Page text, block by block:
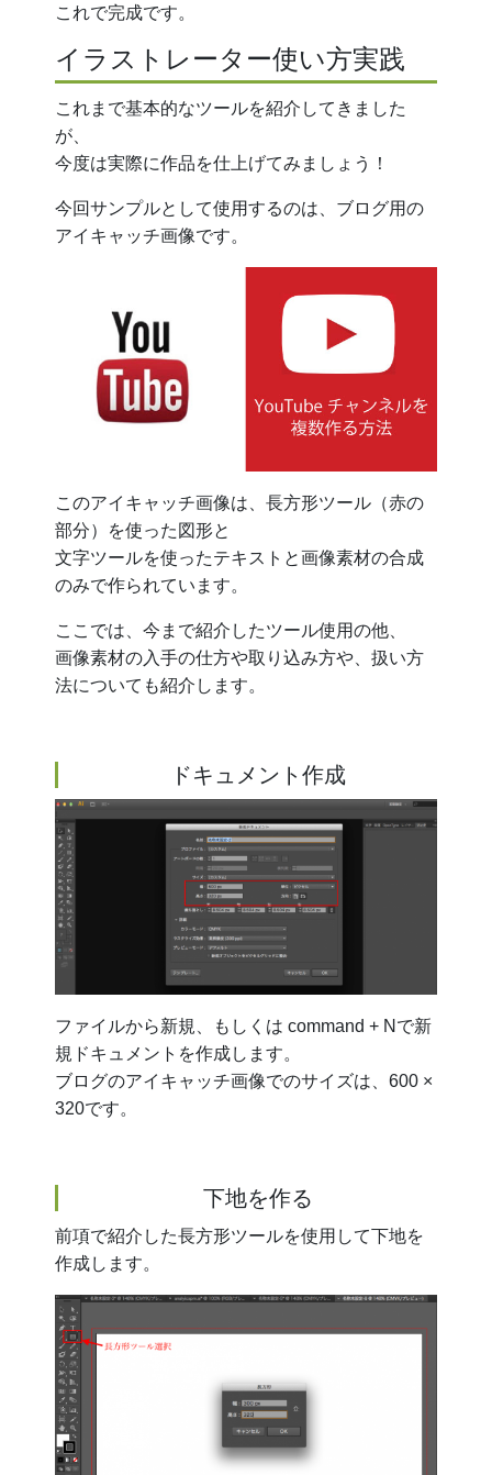
これで完成です。
イラストレーター使い方実践
これまで基本的なツールを紹介してきました
が、
今度は実際に作品を仕上げてみましょう！
今回サンプルとして使用するのは、ブログ用の
アイキャッチ画像です。
このアイキャッチ画像は、長方形ツール（赤の
部分）を使った図形と
文字ツールを使ったテキストと画像素材の合成
のみで作られています。
ここでは、今まで紹介したツール使用の他、
画像素材の入手の仕方や取り込み方や、扱い方
法についても紹介します。
ドキュメント作成
ファイルから新規、もしくは command + Nで新
規ドキュメントを作成します。
ブログのアイキャッチ画像でのサイズは、600 ×
320です。
下地を作る
前項で紹介した長方形ツールを使用して下地を
作成します。